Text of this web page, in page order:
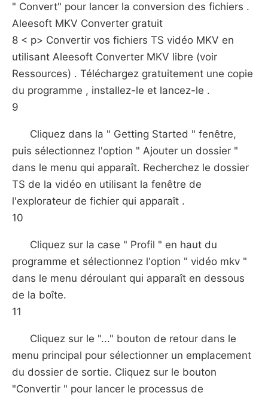
" Convert" pour lancer la conversion des fichiers .
Aleesoft MKV Converter gratuit
8 < p> Convertir vos fichiers TS vidéo MKV en
utilisant Aleesoft Converter MKV libre (voir
Ressources) . Téléchargez gratuitement une copie
du programme , installez-le et lancez-le .
9
Cliquez dans la " Getting Started " fenêtre,
puis sélectionnez l'option " Ajouter un dossier "
dans le menu qui apparaît. Recherchez le dossier
TS de la vidéo en utilisant la fenêtre de
l'explorateur de fichier qui apparaît .
10
Cliquez sur la case " Profil " en haut du
programme et sélectionnez l'option " vidéo mkv "
dans le menu déroulant qui apparaît en dessous
de la boîte.
11
Cliquez sur le "..." bouton de retour dans le
menu principal pour sélectionner un emplacement
du dossier de sortie. Cliquez sur le bouton
"Convertir " pour lancer le processus de